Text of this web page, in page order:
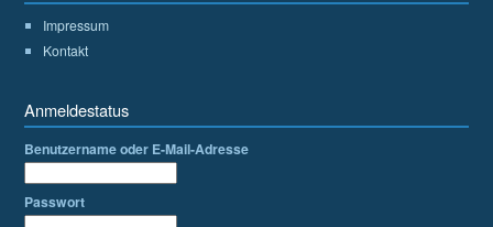
Impressum
Kontakt
Anmeldestatus
Benutzername oder E-Mail-Adresse
Passwort